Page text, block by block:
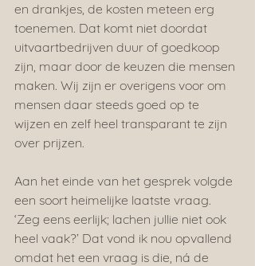
en drankjes, de kosten meteen erg
toenemen. Dat komt niet doordat
uitvaartbedrijven duur of goedkoop
zijn, maar door de keuzen die mensen
maken. Wij zijn er overigens voor om
mensen daar steeds goed op te
wijzen en zelf heel transparant te zijn
over prijzen.
Aan het einde van het gesprek volgde
een soort heimelijke laatste vraag.
‘Zeg eens eerlijk; lachen jullie niet ook
heel vaak?’ Dat vond ik nou opvallend
omdat het een vraag is die, ná de